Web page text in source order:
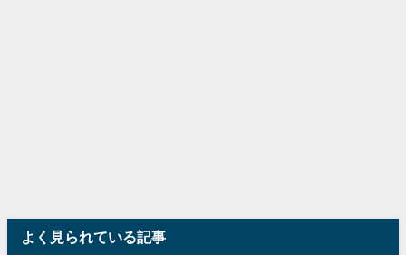
よく見られている記事